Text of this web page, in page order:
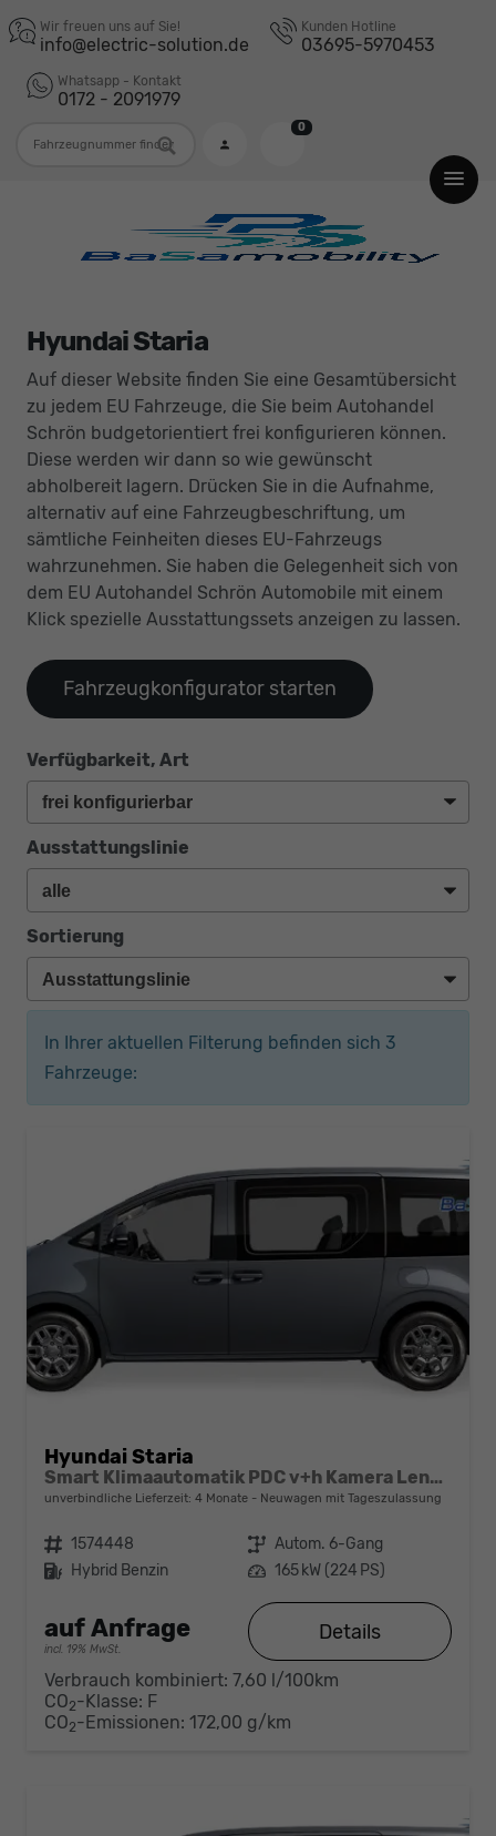
Wir freuen uns auf Sie!
info@electric-solution.de
Kunden Hotline
03695-5970453
Whatsapp - Kontakt
0172 - 2091979
0
Hyundai Staria
Auf dieser Website finden Sie eine Gesamtübersicht
zu jedem EU Fahrzeuge, die Sie beim Autohandel
Schrön budgetorientiert frei konfigurieren können.
Diese werden wir dann so wie gewünscht
abholbereit lagern. Drücken Sie in die Aufnahme,
alternativ auf eine Fahrzeugbeschriftung, um
sämtliche Feinheiten dieses EU-Fahrzeugs
wahrzunehmen. Sie haben die Gelegenheit sich von
dem EU Autohandel Schrön Automobile mit einem
Klick spezielle Ausstattungssets anzeigen zu lassen.
Fahrzeugkonfigurator starten
Verfügbarkeit, Art
Ausstattungslinie
Sortierung
In Ihrer aktuellen Filterung befinden sich 3
Fahrzeuge:
Hyundai Staria
Smart Klimaautomatik PDC v+h Kamera Lenkradheizung Licht- und Regensensor
unverbindliche Lieferzeit: 4 Monate Neuwagen mit Tageszulassung
Fahrzeugnr. 1574448 Getriebe Autom. 6-Gang
Kraftstoff Hybrid Benzin Leistung 165 kW (224 PS)
auf Anfrage
incl. 19% MwSt.
Details
Verbrauch kombiniert: 7,60 l/100km
CO2-Klasse: F
CO2-Emissionen: 172,00 g/km